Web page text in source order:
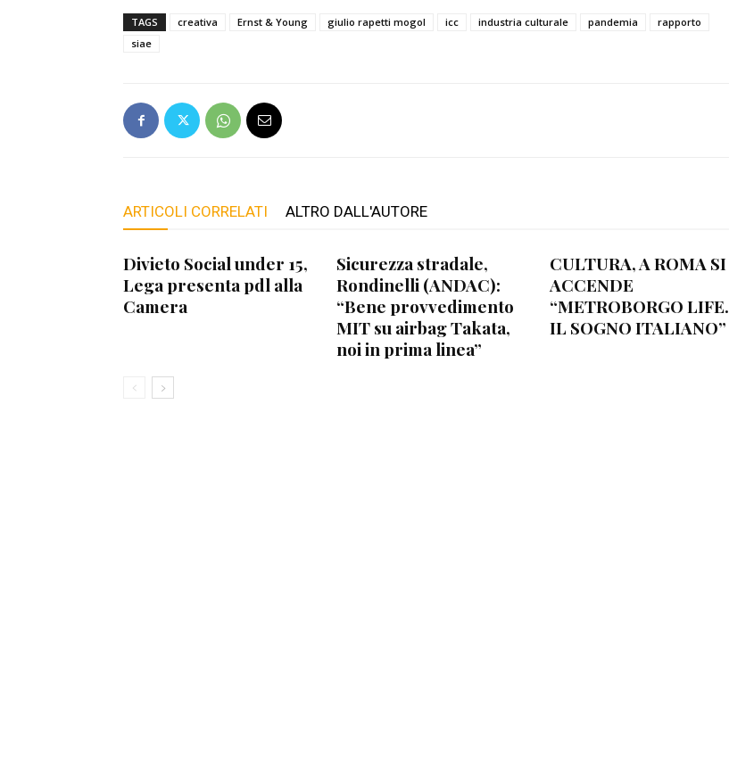
TAGS creativa Ernst & Young giulio rapetti mogol icc industria culturale pandemia
rapporto
siae
ARTICOLI CORRELATI ALTRO DALL'AUTORE
Divieto Social under 15,
Lega presenta pdl alla
Camera
Sicurezza stradale,
Rondinelli (ANDAC):
“Bene provvedimento
MIT su airbag Takata,
noi in prima linea”
CULTURA, A ROMA SI
ACCENDE
“METROBORGO LIFE.
IL SOGNO ITALIANO”